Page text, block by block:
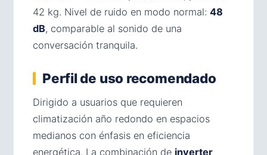
42 kg. Nivel de ruido en modo normal: 48
dB, comparable al sonido de una
conversación tranquila.
Perfil de uso recomendado
Dirigido a usuarios que requieren
climatización año redondo en espacios
medianos con énfasis en eficiencia
energética. La combinación de inverter